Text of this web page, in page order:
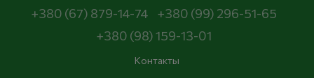
+380 (67) 879-14-74
+380 (99) 296-51-65
+380 (98) 159-13-01
Контакты